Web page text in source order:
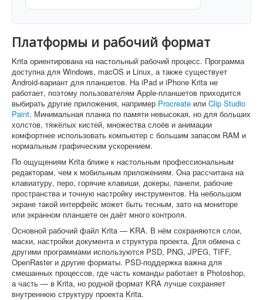
Платформы и рабочий формат
Krita ориентирована на настольный рабочий процесс. Программа
доступна для Windows, macOS и Linux, а также существует
Android-вариант для планшетов. На iPad и iPhone Krita не
работает, поэтому пользователям Apple-планшетов приходится
выбирать другие приложения, например Procreate или Clip Studio
Paint. Минимальная планка по памяти невысокая, но для больших
холстов, тяжёлых кистей, множества слоёв и анимации
комфортнее использовать компьютер с большим запасом RAM и
нормальным графическим ускорением.
По ощущениям Krita ближе к настольным профессиональным
редакторам, чем к мобильным приложениям. Она рассчитана на
клавиатуру, перо, горячие клавиши, докеры, панели, рабочие
пространства и точную настройку инструментов. На небольшом
экране такой интерфейс может быть тесным, зато на мониторе
или экранном планшете он даёт много контроля.
Основной рабочий файл Krita — KRA. В нём сохраняются слои,
маски, настройки документа и структура проекта. Для обмена с
другими программами используются PSD, PNG, JPEG, TIFF,
OpenRaster и другие форматы. PSD-поддержка важна для
смешанных процессов, где часть команды работает в Photoshop,
а часть — в Krita, но родной формат KRA лучше сохраняет
внутреннюю структуру проекта Krita.